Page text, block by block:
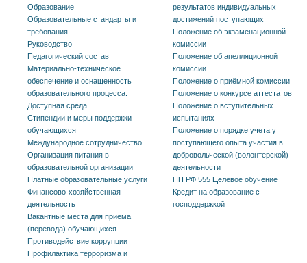
Образование
Образовательные стандарты и
требования
Руководство
Педагогический состав
Материально-техническое
обеспечение и оснащенность
образовательного процесса.
Доступная среда
Стипендии и меры поддержки
обучающихся
Международное сотрудничество
Организация питания в
образовательной организации
Платные образовательные услуги
Финансово-хозяйственная
деятельность
Вакантные места для приема
(перевода) обучающихся
Противодействие коррупции
Профилактика терроризма и
результатов индивидуальных
достижений поступающих
Положение об экзаменационной
комиссии
Положение об апелляционной
комиссии
Положение о приёмной комиссии
Положение о конкурсе аттестатов
Положение о вступительных
испытаниях
Положение о порядке учета у
поступающего опыта участия в
добровольческой (волонтерской)
деятельности
ПП РФ 555 Целевое обучение
Кредит на образование с
господдержкой